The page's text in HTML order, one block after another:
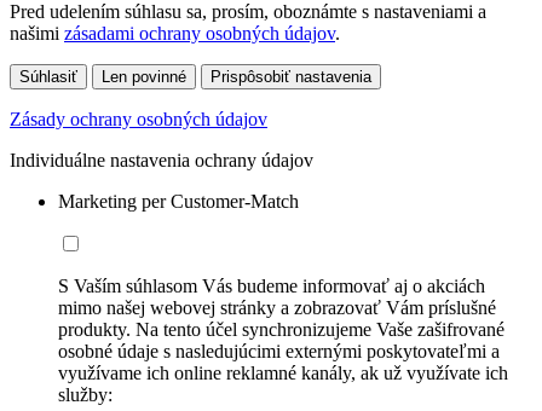
Pred udelením súhlasu sa, prosím, oboznámte s nastaveniami a
našimi zásadami ochrany osobných údajov.
Súhlasiť Len povinné Prispôsobiť nastavenia
Zásady ochrany osobných údajov
Individuálne nastavenia ochrany údajov
Marketing per Customer-Match
S Vaším súhlasom Vás budeme informovať aj o akciách
mimo našej webovej stránky a zobrazovať Vám príslušné
produkty. Na tento účel synchronizujeme Vaše zašifrované
osobné údaje s nasledujúcimi externými poskytovateľmi a
využívame ich online reklamné kanály, ak už využívate ich
služby: